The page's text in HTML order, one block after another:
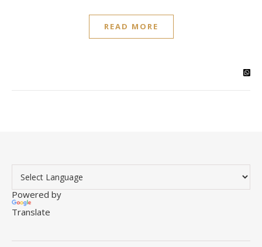
READ MORE
Powered by
Translate